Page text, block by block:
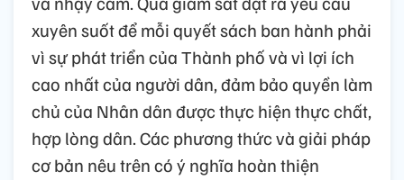
xuyên suốt để mỗi quyết sách ban hành phải
vì sự phát triển của Thành phố và vì lợi ích
cao nhất của người dân, đảm bảo quyền làm
chủ của Nhân dân được thực hiện thực chất,
hợp lòng dân. Các phương thức và giải pháp
cơ bản nêu trên có ý nghĩa hoàn thiện